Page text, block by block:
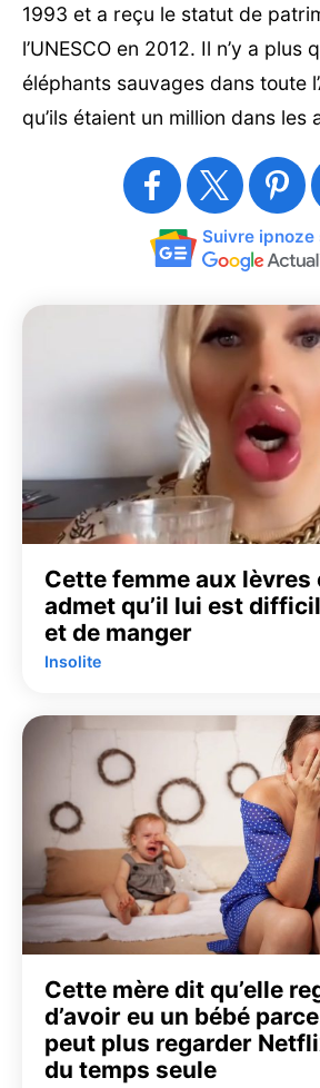
1993 et a reçu le statut de
l’UNESCO en 2012. Il n’y a plus
éléphants sauvages dans toute
qu’ils étaient un million dans les
Suivre ipnoze
Cette femme aux lèvres
admet qu’il lui est
et de manger
Insolite
Cette mère dit qu’elle
d’avoir eu un bébé
peut plus regarder
du temps seule